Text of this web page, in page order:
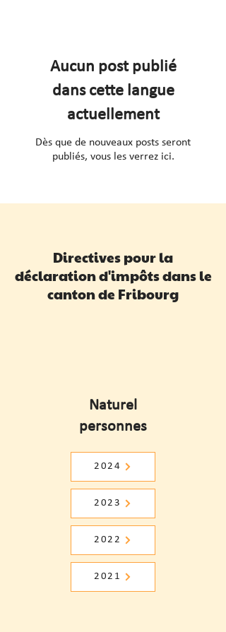
Aucun post publié
dans cette langue
actuellement
Dès que de nouveaux posts seront
publiés, vous les verrez ici.
Directives pour la
déclaration d'impôts dans le
canton de Fribourg
Naturel
personnes
2024
2023
2022
2021